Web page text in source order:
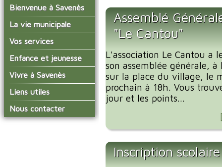
Bienvenue à Savenès
Situer Savenès
Savenès en chiffre
L'histoire du village
Actualités de Savenès
sur ladepeche.fr
La vie municipale
Vos élus
Les compte-rendus du
conseil municipal
Les commissions
Les diverses
délégations/syndicats
L'urbanisme
Vos services
La mairie
Le service technique
Les services de l'école
Les installations
municipales
La collecte des ordures
Enfance et jeunesse
L'école primaire
La garderie et la cantine
Le temps périscolaire
La petite enfance
Vivre à Savenès
Agenda Salle des Fetes
Liens utiles
Communauté de
Communes Grand Sud
Tarn et Garonne
Nous contacter
Assemblé
"Le Cantou"
L'association Le Cantou a
son assemblée générale, à
sur la place du village, le
prochain à 18h. Vous
jour et les points...
Inscription